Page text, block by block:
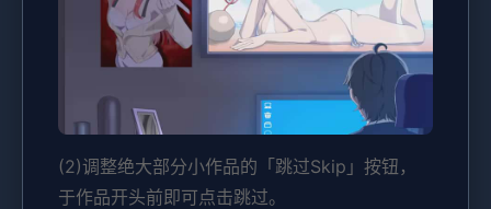
(2)调整绝大部分小作品的「跳过Skip」按钮，
于作品开头前即可点击跳过。